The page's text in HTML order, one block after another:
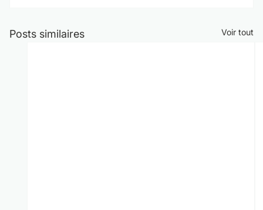
Posts similaires Voir tout